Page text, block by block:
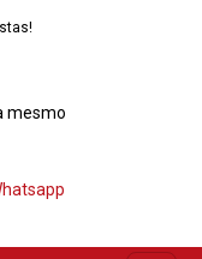
mesmo